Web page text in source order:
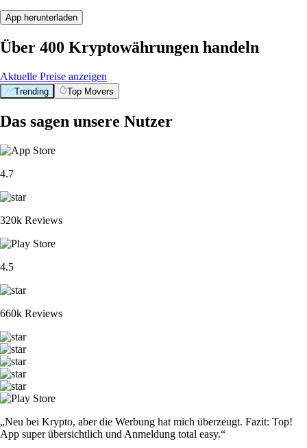
App herunterladen
Über 400 Kryptowährungen handeln
Aktuelle Preise anzeigen
Trending Top Movers
Das sagen unsere Nutzer
4.7
320k Reviews
4.5
660k Reviews
„Neu bei Krypto, aber die Werbung hat mich überzeugt. Fazit: Top!
App super übersichtlich und Anmeldung total easy.“